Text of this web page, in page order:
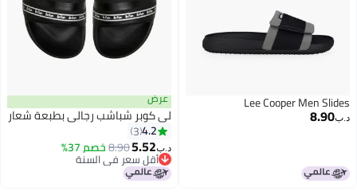
Lee Cooper Men Slides
د.ب‏8.90
عرض
لي كوبر شباشب رجالي بطبعة شعار
4.2
3
د.ب‏5.52
8.90خصم 37%
أقل سعر في السنة
باقي 1 وحدات في المخزون
أقل سعر في السنة